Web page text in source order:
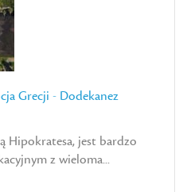
Grecji - Dodekanez
Hipokratesa, jest bardzo
z wieloma...